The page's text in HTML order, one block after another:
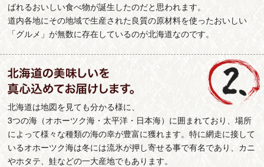
ばれるおいしい食べ物が誕生したのだと思われます。
道内各地にその地域で生産された良質の原材料を使ったおいしい
「グルメ」が無数に存在しているのが北海道なのです。
北海道は地図を見ても分かる様に、
3つの海（オホーツク海・太平洋・日本海）に囲まれており、場所
によって様々な種類の海の幸が豊富に獲れます。特に網走に接して
いるオホーツク海は冬には流氷が押し寄せる事で有名であり、カニ
やホタテ、鮭などの一大産地でもあります。